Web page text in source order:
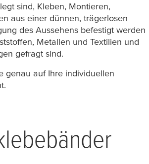
sind, Kleben, Montieren,
aus einer dünnen, trägerlosen
des Aussehens befestigt werden
Metallen und Textilien und
gefragt sind.
genau auf Ihre individuellen